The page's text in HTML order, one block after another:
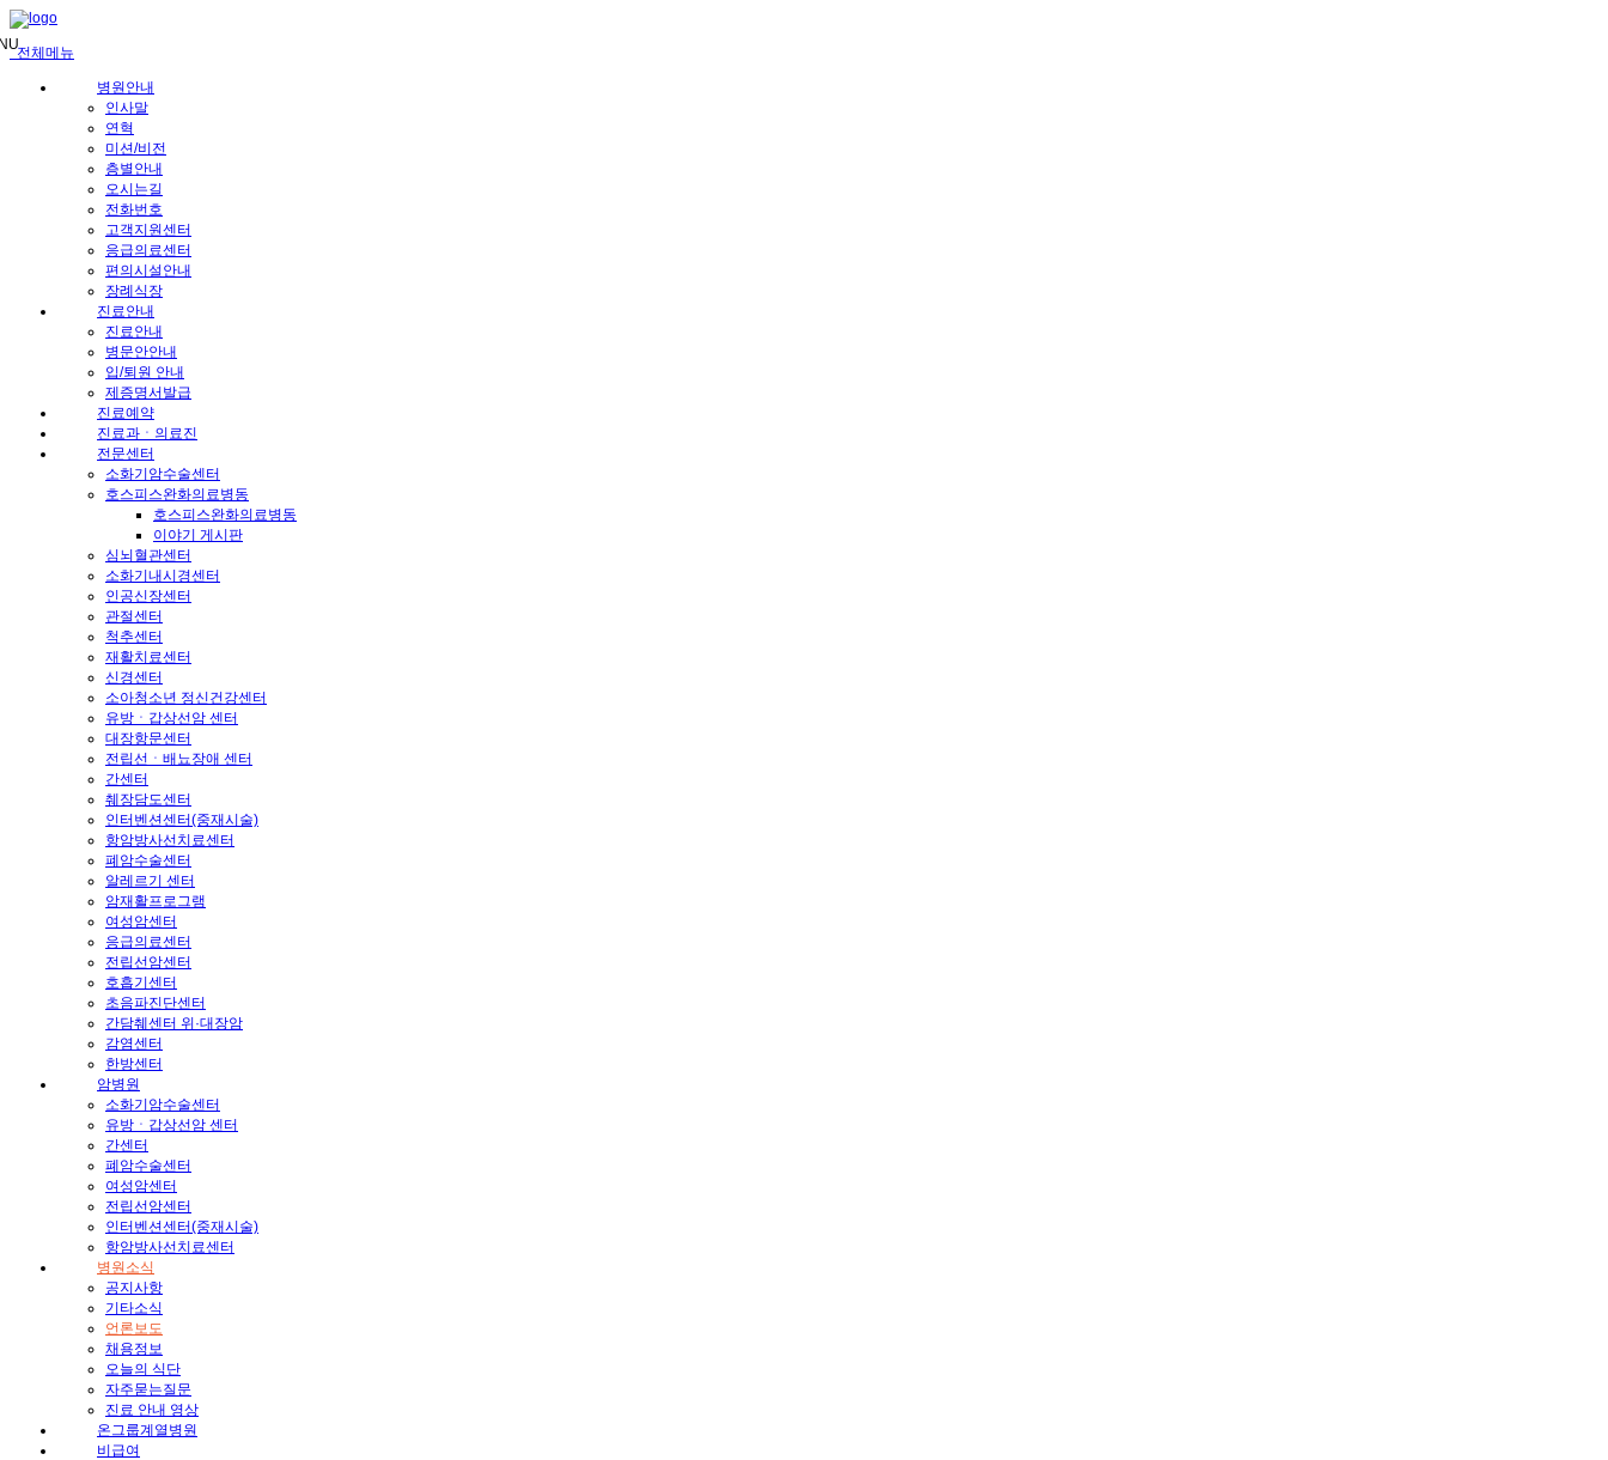
메
뉴
건
전체메뉴
병원안내
인사말
연혁
미션/비전
층별안내
오시는길
전화번호
고객지원센터
응급의료센터
편의시설안내
장례식장
진료안내
진료안내
병문안안내
입/퇴원 안내
제증명서발급
진료예약
진료과ㆍ의료진
전문센터
소화기암수술센터
호스피스완화의료병동
호스피스완화의료병동
이야기 게시판
심뇌혈관센터
소화기내시경센터
인공신장센터
관절센터
척추센터
재활치료센터
신경센터
소아청소년 정신건강센터
유방ㆍ갑상선암 센터
대장항문센터
전립선ㆍ배뇨장애 센터
간센터
췌장담도센터
인터벤션센터(중재시술)
항암방사선치료센터
폐암수술센터
알레르기 센터
암재활프로그램
여성암센터
응급의료센터
전립선암센터
호흡기센터
초음파진단센터
간담췌센터 위·대장암
감염센터
한방센터
암병원
소화기암수술센터
유방ㆍ갑상선암 센터
간센터
폐암수술센터
여성암센터
전립선암센터
인터벤션센터(중재시술)
항암방사선치료센터
병원소식
공지사항
기타소식
언론보도
채용정보
오늘의 식단
자주묻는질문
진료 안내 영상
온그룹계열병원
비급여